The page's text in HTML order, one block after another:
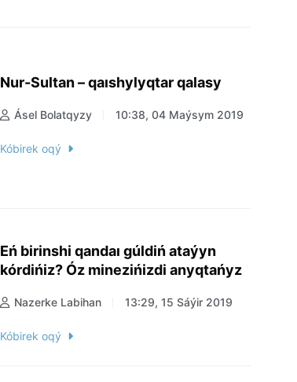
Nur-Sultan – qaıshylyqtar qalasy
Ásel Bolatqyzy 10:38, 04 Maýsym 2019
Kóbirek oqý
Eń birinshi qandaı gúldiń ataýyn
kórdińiz? Óz minezińizdi anyqtańyz
Nazerke Labihan 13:29, 15 Sáýir 2019
Kóbirek oqý